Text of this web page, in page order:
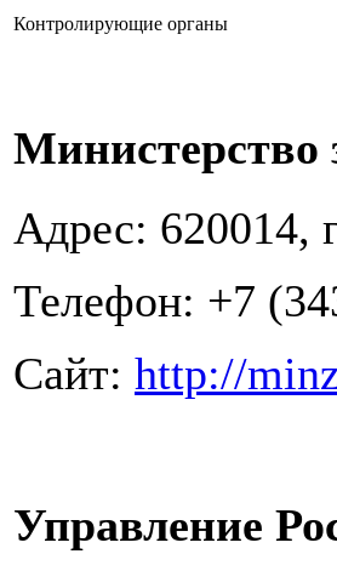
Контролирующие органы
Министерство
Адрес: 620014,
Телефон: +7
Сайт: http://
Управление